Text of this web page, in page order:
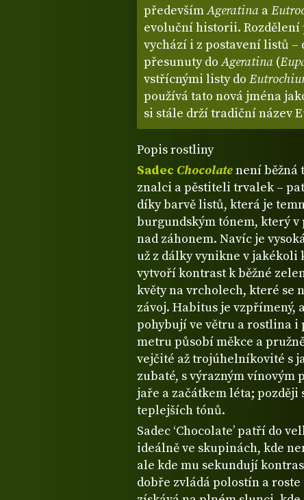
předevšímAgeratina a
evoluční historii.
vychází i z postavení listů
přesunuty doAgeratina (
vstřícnými listy do
používá tato nová jména
si stále drží tradiční název
Popis rostliny
Sadec Chocolatenení běžná
znalci a pěstiteli trvalek –
díky barvě listů, která je
burgundským tónem, který
nad záhonem. Navíc je
už z dálky vynikne v
vytvoří kontrast k běžné
květy na vrcholech, které se
závoj. Habitus je vzpřímený,
pohybují ve větru a rostlina i
metru působí měkce a
vejčité až trojúhelníkovité s
zubaté, s výrazným
jaře a začátkem léta; později
teplejších tónů.
Sadec ‘Chocolate’ patří do
ideálně ve skupinách, kde
ale kde mu sekundují
dobře zvládá polostín a